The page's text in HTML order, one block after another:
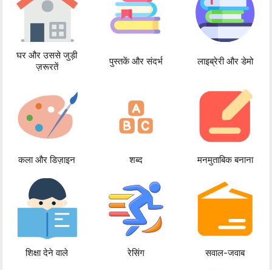
घर और उससे जुड़ी
ज़रूरतें
पुस्तकें और संदर्भ लाइब्रेरी और डेमो
कला और डिज़ाइन शब्द मनमुताबिक बनाना
शिक्षा देने वाले रेसिंग सवाल-जवाब